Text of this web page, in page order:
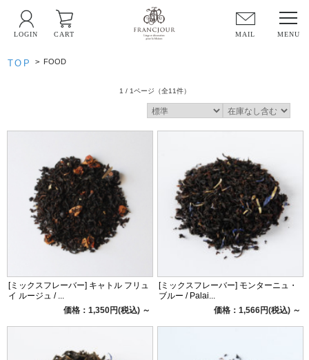
MAIL
LOGIN CART
TOP > FOOD
1 / 1ページ （全11件）
[ミックスフレーバー] キャトル フリュ
イ ルージュ / ...
価格：1,350円(税込) ～
[ミックスフレーバー] モンターニュ・
ブルー / Palai...
価格：1,566円(税込) ～